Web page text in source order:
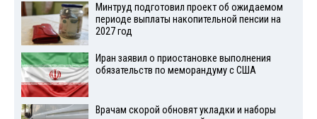
Минтруд подготовил проект об ожидаемом
периоде выплаты накопительной пенсии на
2027 год
Иран заявил о приостановке выполнения
обязательств по меморандуму с США
Врачам скорой обновят укладки и наборы